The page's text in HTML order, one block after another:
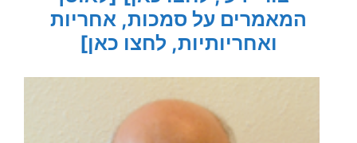
המאמרים על סמכות, אחריות
ואחריותיות, לחצו כאן]